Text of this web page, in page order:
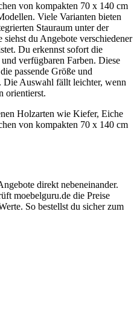
von kompakten 70 x 140 cm
Viele Varianten bieten
Stauraum unter der
du Angebote verschiedener
Du erkennst sofort die
verfügbaren Farben. Diese
passende Größe und
Die Auswahl fällt leichter, wenn
orientierst.
Holzarten wie Kiefer, Eiche
von kompakten 70 x 140 cm
direkt nebeneinander.
moebelguru.de die Preise
So bestellst du sicher zum